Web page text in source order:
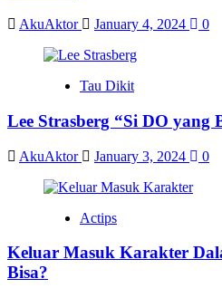
AkuAktor January 4, 2024 0
Tau Dikit
Lee Strasberg “Si DO yang
AkuAktor January 3, 2024 0
Actips
Keluar Masuk Karakter
Bisa?